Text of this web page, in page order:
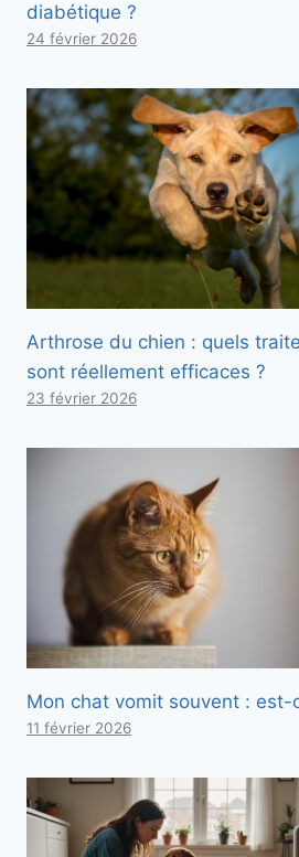
diabétique ?
24 février 2026
Arthrose du chien : quels
sont réellement efficaces ?
23 février 2026
Mon chat vomit souvent : est-
11 février 2026